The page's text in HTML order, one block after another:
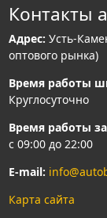
Контакты
Адрес: Усть-
оптового рынка)
Время работы
Круглосуточно
Время работы
с 09:00 до 22:00
E-mail:
Карта сайта